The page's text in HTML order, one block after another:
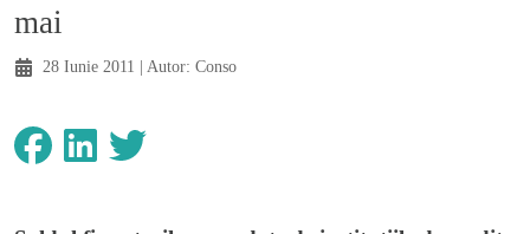
mai
28 Iunie 2011 | Autor: Conso